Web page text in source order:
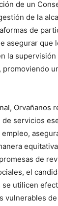
de un
de la
de
asegurar que
la
promoviendo
Orvañanos
servicios
de
el
utilicen
vulnerables